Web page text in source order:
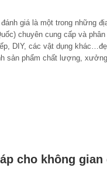
giá là một trong những
chuyên cung cấp và
DIY, các vật dụng
sản phẩm chất lượng,
cho không